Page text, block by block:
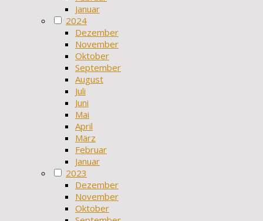
Januar
2024
Dezember
November
Oktober
September
August
Juli
Juni
Mai
April
März
Februar
Januar
2023
Dezember
November
Oktober